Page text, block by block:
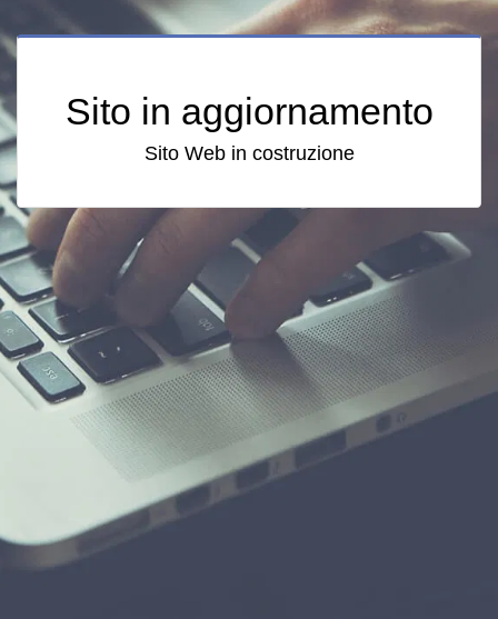
Sito in aggiornamento
Sito Web in costruzione